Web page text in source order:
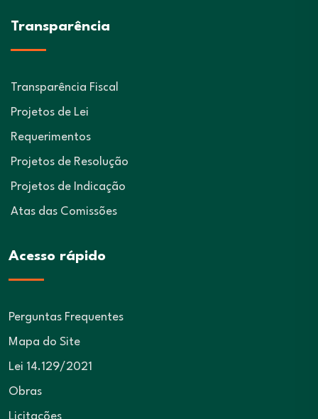
Transparência
Transparência Fiscal
Projetos de Lei
Requerimentos
Projetos de Resolução
Projetos de Indicação
Atas das Comissões
Acesso rápido
Perguntas Frequentes
Mapa do Site
Lei 14.129/2021
Obras
Licitações